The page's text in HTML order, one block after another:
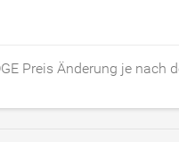
Preis Änderung je